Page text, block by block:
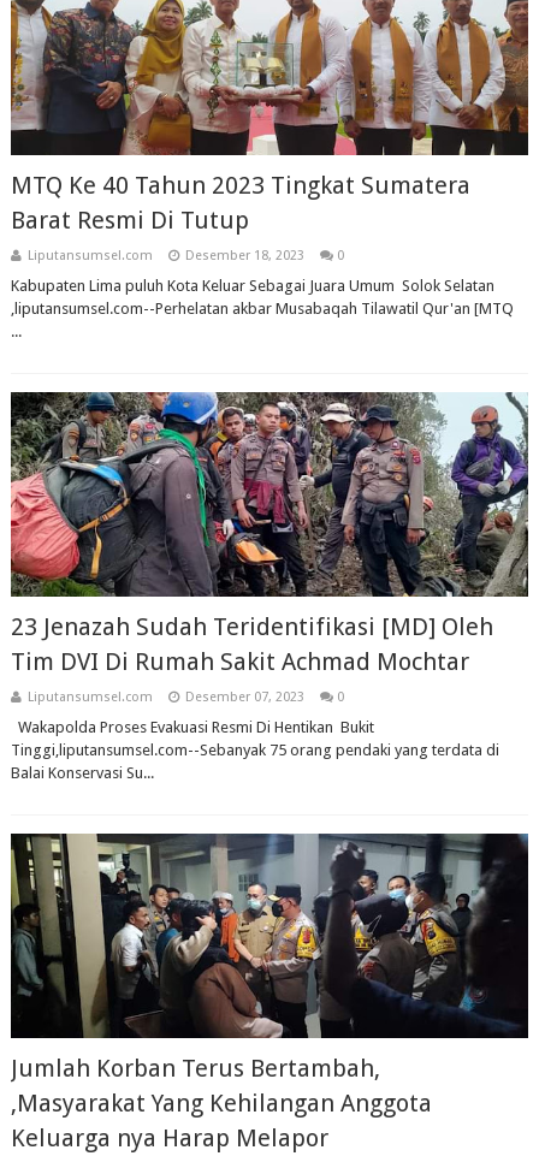
MTQ Ke 40 Tahun 2023 Tingkat Sumatera
Barat Resmi Di Tutup
Liputansumsel.com Desember 18, 2023 0
Kabupaten Lima puluh Kota Keluar Sebagai Juara Umum Solok Selatan
,liputansumsel.com--Perhelatan akbar Musabaqah Tilawatil Qur'an [MTQ
...
23 Jenazah Sudah Teridentifikasi [MD] Oleh
Tim DVI Di Rumah Sakit Achmad Mochtar
Liputansumsel.com Desember 07, 2023 0
Wakapolda Proses Evakuasi Resmi Di Hentikan Bukit
Tinggi,liputansumsel.com--Sebanyak 75 orang pendaki yang terdata di
Balai Konservasi Su...
Jumlah Korban Terus Bertambah,
,Masyarakat Yang Kehilangan Anggota
Keluarga nya Harap Melapor